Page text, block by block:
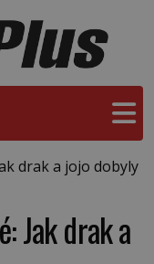
drak a jojo dobyly
Jak drak a